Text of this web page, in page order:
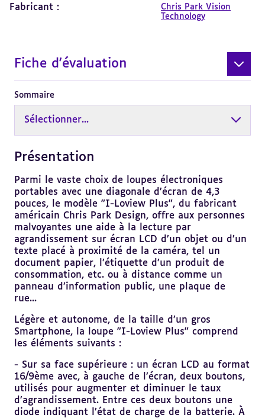
Fabricant :
Chris Park Vision
Technology
Fiche d'évaluation
Sommaire
Sélectionner...
Présentation
Parmi le vaste choix de loupes électroniques
portables avec une diagonale d’écran de 4,3
pouces, le modèle "I-Loview Plus", du fabricant
américain Chris Park Design, offre aux personnes
malvoyantes une aide à la lecture par
agrandissement sur écran LCD d’un objet ou d’un
texte placé à proximité de la caméra, tel un
document papier, l’étiquette d’un produit de
consommation, etc. ou à distance comme un
panneau d’information public, une plaque de
rue...
Légère et autonome, de la taille d’un gros
Smartphone, la loupe "I-Loview Plus" comprend
les éléments suivants :
- Sur sa face supérieure : un écran LCD au format
16/9ème avec, à gauche de l’écran, deux boutons,
utilisés pour augmenter et diminuer le taux
d’agrandissement. Entre ces deux boutons une
diode indiquant l’état de charge de la batterie. À
Revenir
sommaire